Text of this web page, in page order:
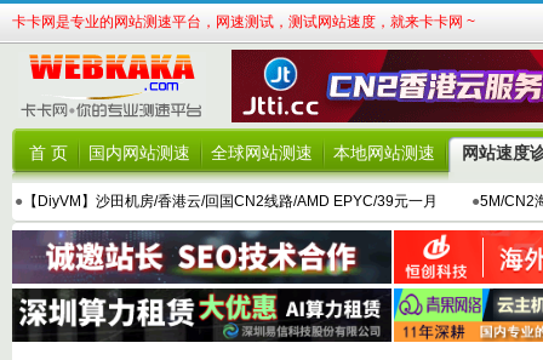
卡卡网是专业的网站测速平台，网速测试，测试网站速度，就来卡卡网 ~
首 页 国内网站测速 全球网站测速 本地网站测速 网站速度
● 【DiyVM】沙田机房/香港云/回国CN2线路/AMD EPYC/39元一月 ●5M/CN2